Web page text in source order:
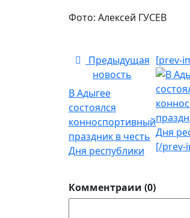
Фото: Алексей ГУСЕВ
Предыдущая
новость
В Адыгее
состоялся
конноспортивный
праздник в честь
Дня республики
[prev-
[/prev-
Комментраии (0)